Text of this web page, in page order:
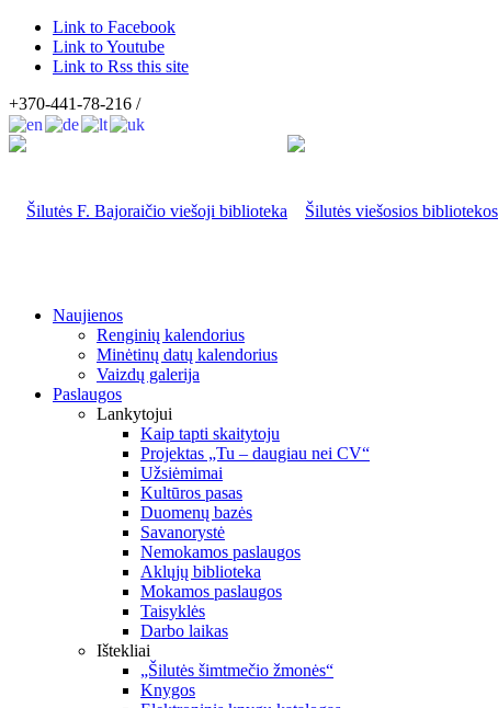
Link to Facebook
Link to Youtube
Link to Rss this site
+370-441-78-216 /
Naujienos
Renginių kalendorius
Minėtinų datų kalendorius
Vaizdų galerija
Paslaugos
Lankytojui
Kaip tapti skaitytoju
Projektas „Tu – daugiau nei CV“
Užsiėmimai
Kultūros pasas
Duomenų bazės
Savanorystė
Nemokamos paslaugos
Aklųjų biblioteka
Mokamos paslaugos
Taisyklės
Darbo laikas
Ištekliai
„Šilutės šimtmečio žmonės“
Knygos